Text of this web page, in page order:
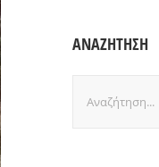
ΑΝΑΖΗΤΗΣΗ
για: